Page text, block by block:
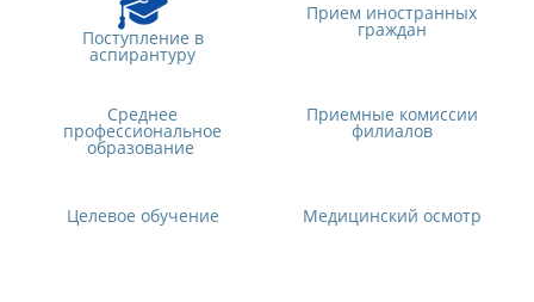
Поступление в
аспирантуру
Прием иностранных
граждан
Среднее
профессиональное
образование
Приемные комиссии
филиалов
Целевое обучение Медицинский осмотр